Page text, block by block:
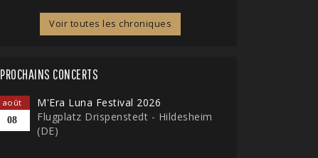
Voir toutes les chroniques
PROCHAINS CONCERTS
août
08
M'Era Luna Festival 2026
Flugplatz Drispenstedt - Hildesheim
(DE)